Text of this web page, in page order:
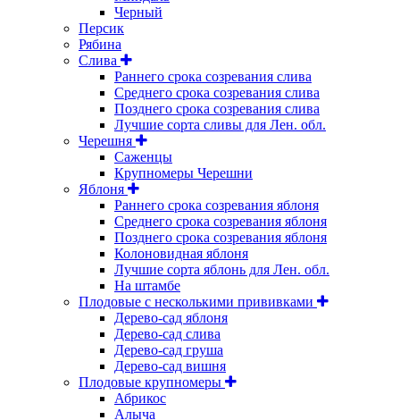
Черный
Персик
Рябина
Слива
Раннего срока созревания слива
Среднего срока созревания слива
Позднего срока созревания слива
Лучшие сорта сливы для Лен. обл.
Черешня
Саженцы
Крупномеры Черешни
Яблоня
Раннего срока созревания яблоня
Среднего срока созревания яблоня
Позднего срока созревания яблоня
Колоновидная яблоня
Лучшие сорта яблонь для Лен. обл.
На штамбе
Плодовые с несколькими прививками
Дерево-сад яблоня
Дерево-сад слива
Дерево-сад груша
Дерево-сад вишня
Плодовые крупномеры
Абрикос
Алыча